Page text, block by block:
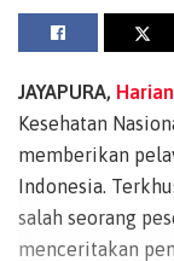
JAYAPURA,
Kesehatan
memberikan
Indonesia.
salah seorang
menceritakan